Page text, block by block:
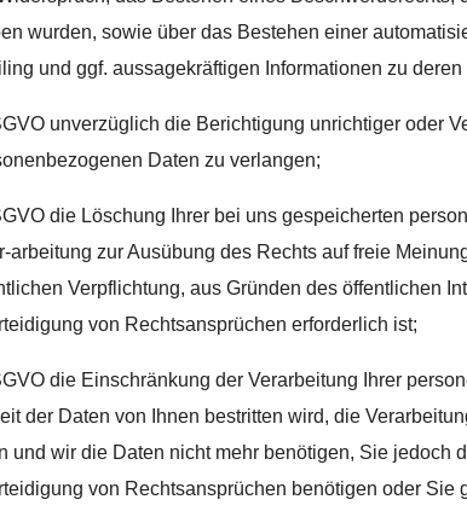
wurden, sowie über das Bestehen einer
und ggf. aussagekräftigen Informationen zu
unverzüglich die Berichtigung unrichtiger oder
Daten zu verlangen;
die Löschung Ihrer bei uns gespeicherten
arbeitung zur Ausübung des Rechts auf freie
Verpflichtung, aus Gründen des öffentlichen
von Rechtsansprüchen erforderlich ist;
die Einschränkung der Verarbeitung Ihrer
der Daten von Ihnen bestritten wird, die
und wir die Daten nicht mehr benötigen, Sie jedoch
von Rechtsansprüchen benötigen oder Sie